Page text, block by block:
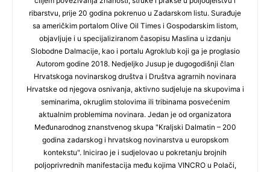
ribarstvu, prije 20 godina pokrenuo u Zadarskom listu. Surađuje
sa američkim portalom Olive Oil Times i Gospodarskim listom,
objavljuje i u specijaliziranom časopisu Maslina u izdanju
Slobodne Dalmacije, kao i portalu Agroklub koji ga je proglasio
Autorom godine 2018. Nedjeljko Jusup je dugogodišnji član
Hrvatskoga novinarskog društva i Društva agrarnih novinara
Hrvatske od njegova osnivanja, aktivno sudjeluje na skupovima i
seminarima, okruglim stolovima ili tribinama posvećenim
aktualnim problemima novinara. Jedan je od organizatora
Međunarodnog znanstvenog skupa "Kraljski Dalmatin – 200
godina zadarskog i hrvatskog novinarstva u europskom
kontekstu". Inicirao je i sudjelovao u pokretanju brojnih
poljoprivrednih manifestacija među kojima VINCRO u Polači,